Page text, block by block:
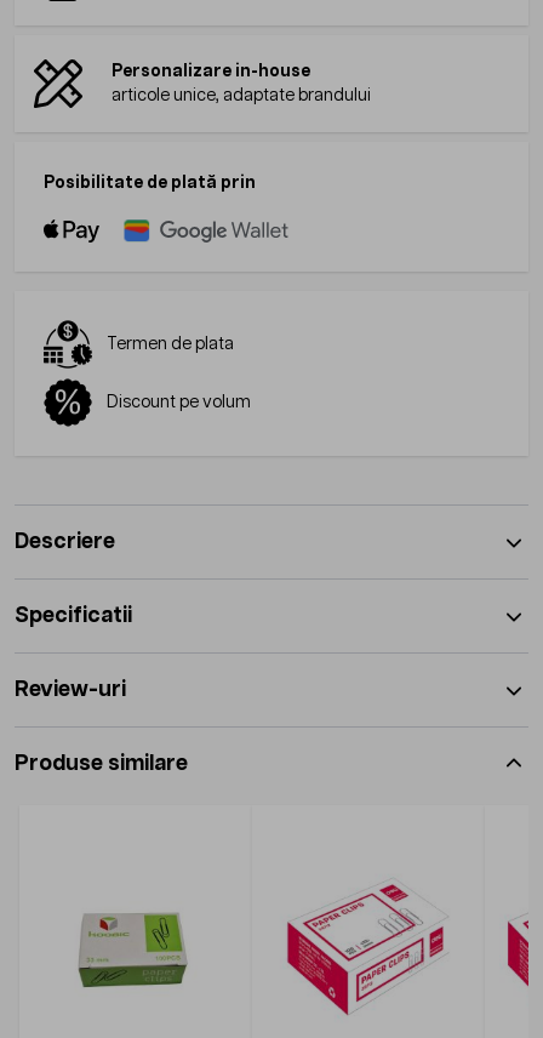
Personalizare in-house
articole unice, adaptate brandului
Posibilitate de plată prin
Termen de plata
Discount pe volum
Descriere
Specificatii
Review-uri
Produse similare